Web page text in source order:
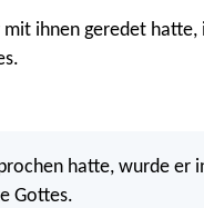
ihnen geredet
hatte, wurde er
Gottes.